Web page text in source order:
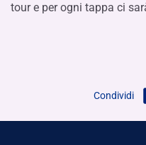
tour e per ogni tappa ci
Condividi